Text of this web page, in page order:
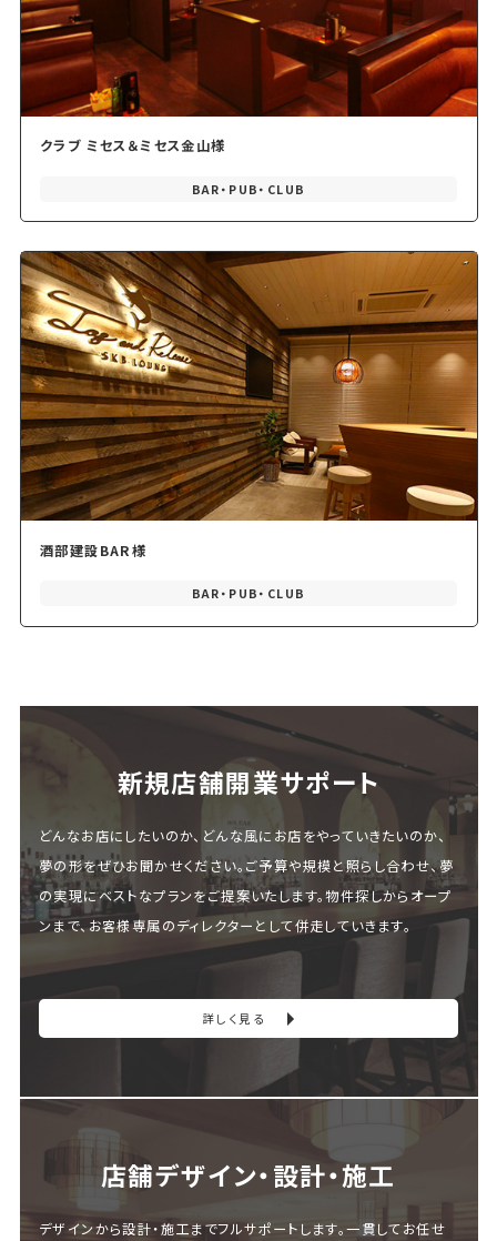
クラブ ミセス＆ミセス金山様
BAR・PUB・CLUB
酒部建設BAR様
BAR・PUB・CLUB
新規店舗開業サポート
どんなお店にしたいのか、どんな風にお店をやっていきたいのか、
夢の形をぜひお聞かせください。ご予算や規模と照らし合わせ、夢
の実現にベストなプランをご提案いたします。物件探しからオープ
ンまで、お客様専属のディレクターとして併走していきます。
詳しく見る
店舗デザイン・設計・施⼯
デザインから設計・施工までフルサポートします。一貫してお任せ